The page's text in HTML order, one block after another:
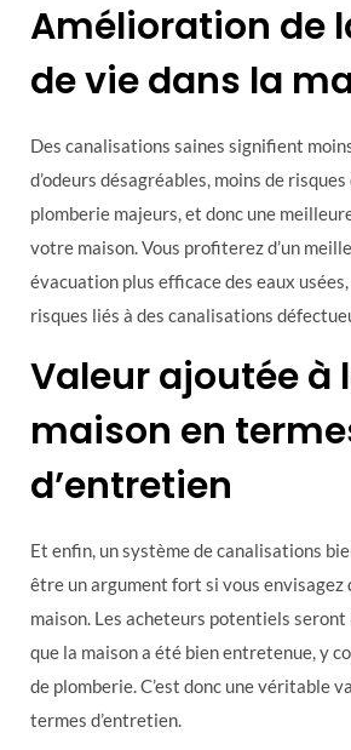
Amélioration de
de vie dans la
Des canalisations saines signifient
d’odeurs désagréables, moins de
plomberie majeurs, et donc une
votre maison. Vous profiterez d’un
évacuation plus efficace des eaux
risques liés à des canalisations
Valeur ajoutée à
maison en
d’entretien
Et enfin, un système de canalisations
être un argument fort si vous envisagez
maison. Les acheteurs potentiels
que la maison a été bien entretenue, y
de plomberie. C’est donc une véritable
termes d’entretien.